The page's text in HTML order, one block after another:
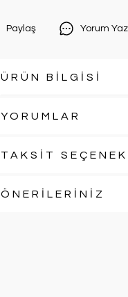
Paylaş Yorum Yaz
ÜRÜN BİLGİSİ
YORUMLAR
TAKSİT
ÖNERİLERİNİZ